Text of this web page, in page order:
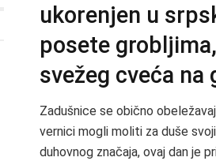
ukorenjen u
posete
svežeg cveća
Zadušnice se obično
vernici mogli moliti za duše
duhovnog značaja, ovaj dan je